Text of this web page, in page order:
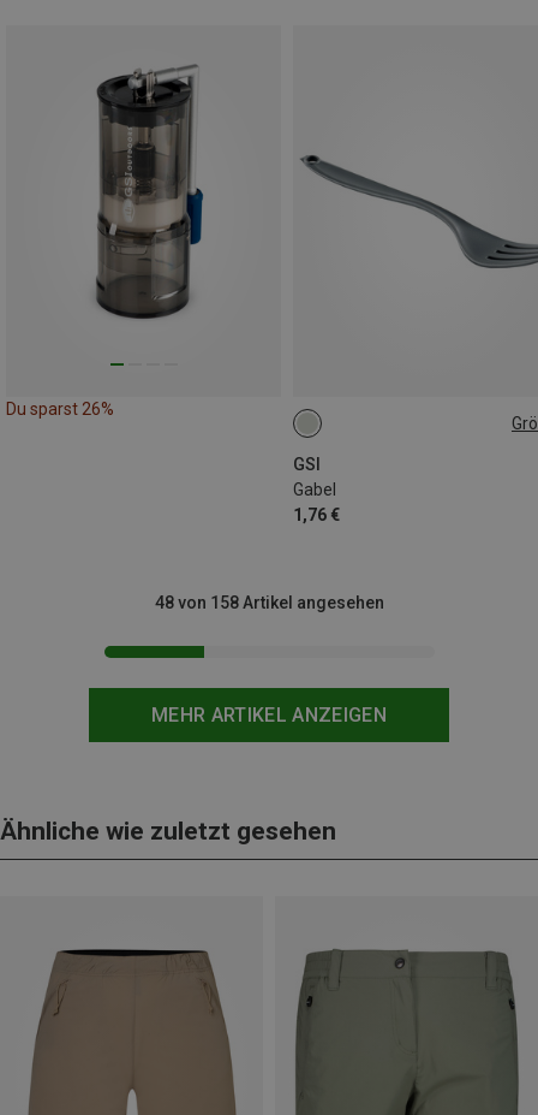
Du sparst 26%
GSI
Gabel
1,76 €
ONE SIZE
MEHR ARTIKEL ANZEIGEN
48 von 158 Artikel angesehen
Ähnliche wie zuletzt gesehen